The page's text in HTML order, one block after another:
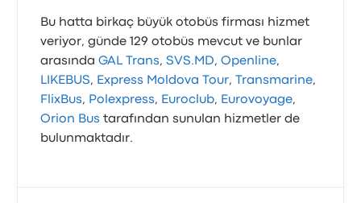
Bu hatta birkaç büyük otobüs firması hizmet
veriyor, günde 129 otobüs mevcut ve bunlar
arasındaGAL Trans,SVS.MD,Openline,
LIKEBUS, Express Moldova Tour, Transmarine,
FlixBus, Polexpress, Euroclub, Eurovoyage,
Orion Bus tarafından sunulan hizmetler de
bulunmaktadır.